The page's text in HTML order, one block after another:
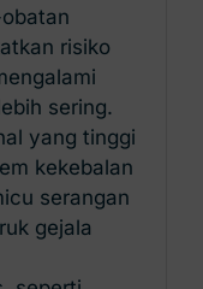
risiko
sering.
yang tinggi
kekebalan
serangan
gejala